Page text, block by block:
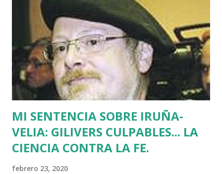
dirigente de Sortu. Tras aquel vil secuestro, las calles de
Euskadi dejaron de ser dominadas por ETA y su entorno
político. Nadie recuerda en Bilbao una manifestación mayor
que la que había pedido la liberación de Miguel Angel
Blanco horas antes de su asesinato: concentró a más de
medio millón de personas. Fuimos muchos los que
descubrimos que l...
MI SENTENCIA SOBRE IRUÑA-
VELIA: GILIVERS CULPABLES... LA
CIENCIA CONTRA LA FE.
febrero 23, 2020